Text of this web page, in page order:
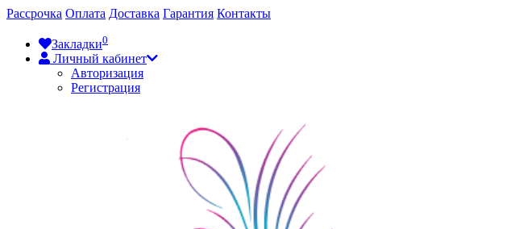
Рассрочка Оплата Доставка Гарантия Контакты
Закладки0
Личный кабинет
Авторизация
Регистрация